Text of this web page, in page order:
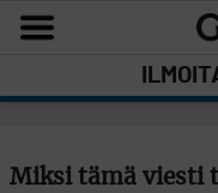
Miksi tämä viesti